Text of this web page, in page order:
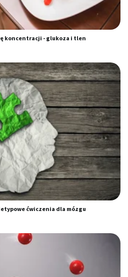
koncentracji - glukoza i tlen
ćwiczenia dla mózgu